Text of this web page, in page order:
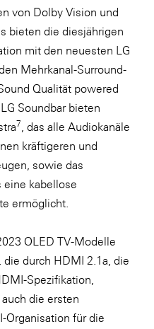
von Dolby Vision und
bieten die diesjährigen
mit den neuesten LG
Mehrkanal-Surround-
Qualität powered
Soundbar bieten
7
, das alle Audiokanäle
kräftigeren und
sowie das
eine kabellose
ermöglicht.
OLED TV-Modelle
durch HDMI 2.1a, die
Spezifikation,
die ersten
Organisation für die